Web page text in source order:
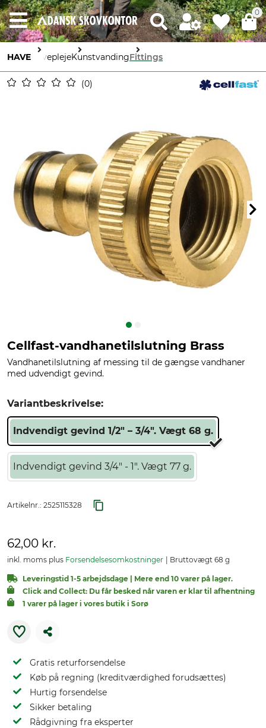
0
HAVE HaveplejeKunstvandingFittings
0
Cellfast-vandhanetilslutning Brass
Vandhanetilslutning af messing til de gængse vandhaner
med udvendigt gevind.
Variantbeskrivelse:
Indvendigt gevind 1/2" – 3/4". Vægt 68 g.
Indvendigt gevind 3/4" - 1". Vægt 77 g.
Artikelnr.: 2525115328
62,00 kr.
inkl. moms plus Forsendelsesomkostninger Bruttovægt 68 g
Leveringstid 1-5 arbejdsdage | Mere end 10 varer på lager.
Click and Collect: Du får besked når varen er klar til afhentning
1 varer på lager i vores butik i Sorø
Gratis returforsendelse
Køb på regning (kreditværdighed forudsættes)
Hurtig forsendelse
Sikker betaling
Rådgivning fra eksperter